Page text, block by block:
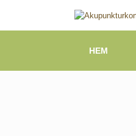
content
HEM